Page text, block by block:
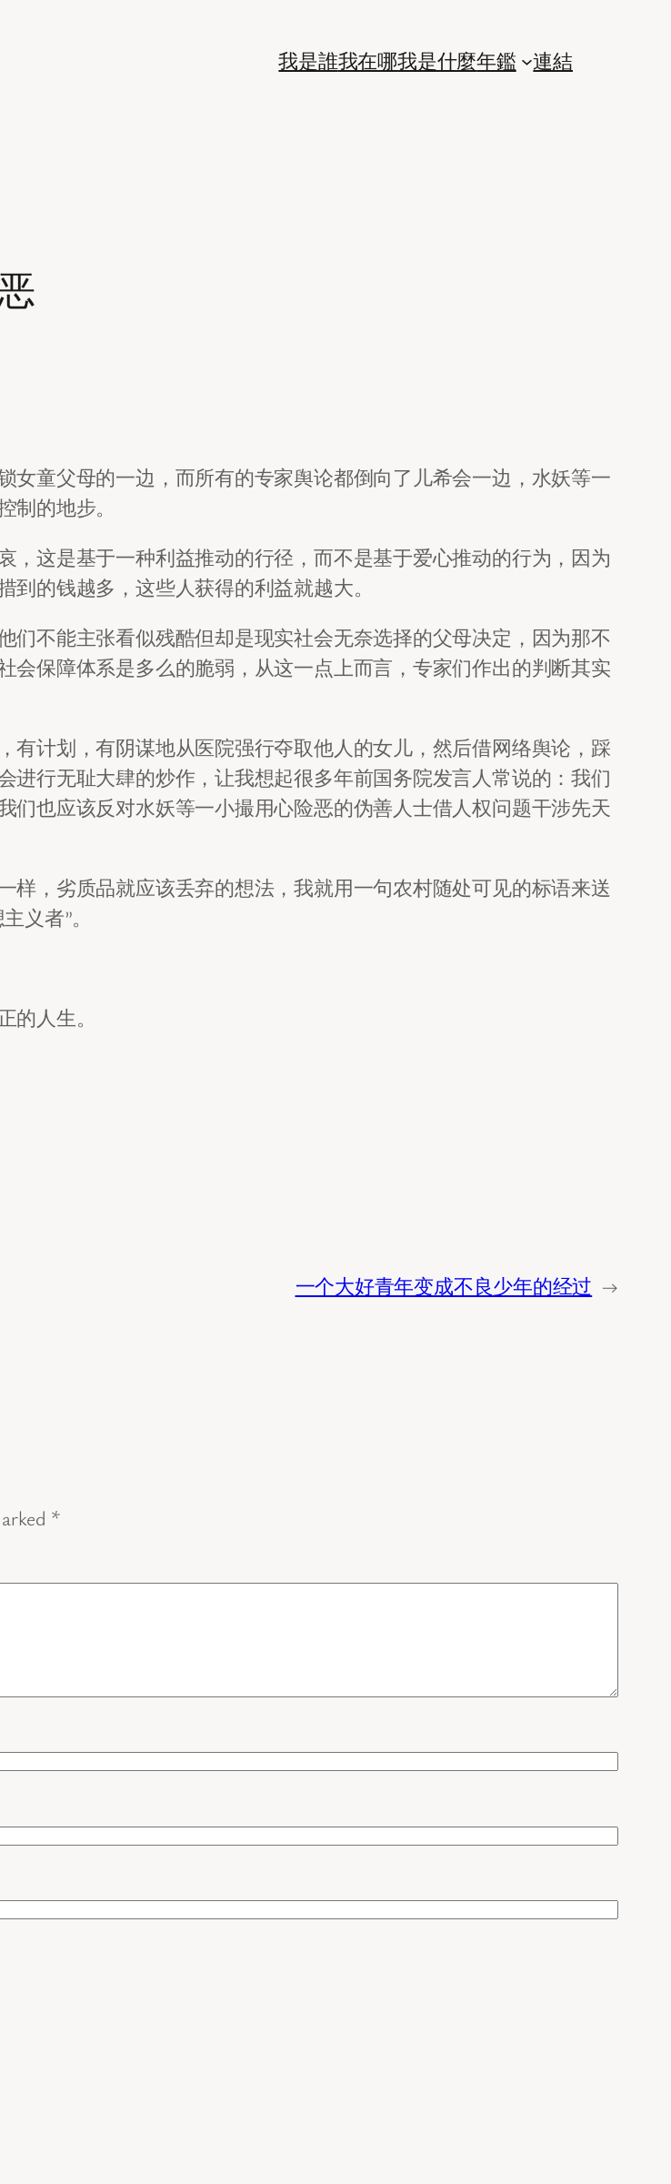
我是誰我在哪我是什麼年鑑 連結
童父母的一边，而所有的专家舆论都倒向了儿希会一边，水妖等一
的地步。
，这是基于一种利益推动的行径，而不是基于爱心推动的行为，因为
的钱越多，这些人获得的利益就越大。
不能主张看似残酷但却是现实社会无奈选择的父母决定，因为那不
保障体系是多么的脆弱，从这一点上而言，专家们作出的判断其实
计划，有阴谋地从医院强行夺取他人的女儿，然后借网络舆论，踩
行无耻大肆的炒作，让我想起很多年前国务院发言人常说的：我们
们也应该反对水妖等一小撮用心险恶的伪善人士借人权问题干涉先天
，劣质品就应该丢弃的想法，我就用一句农村随处可见的标语来送
义者”。
人生。
一个大好青年变成不良少年的经过 →
*